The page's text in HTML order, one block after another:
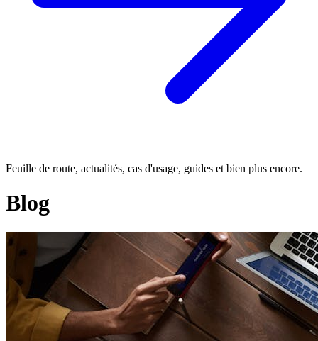
Feuille de route, actualités, cas d'usage, guides et bien plus encore.
Blog